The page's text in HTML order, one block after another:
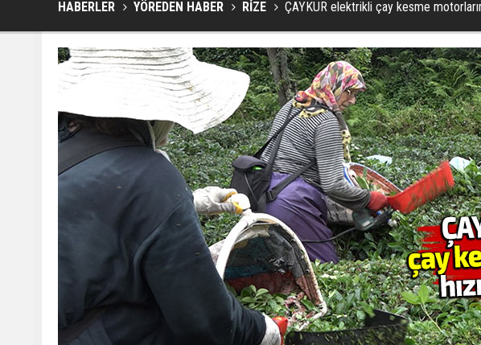
HABERLER YÖREDEN HABER RİZE ÇAYKUR elektrikli çay kesme